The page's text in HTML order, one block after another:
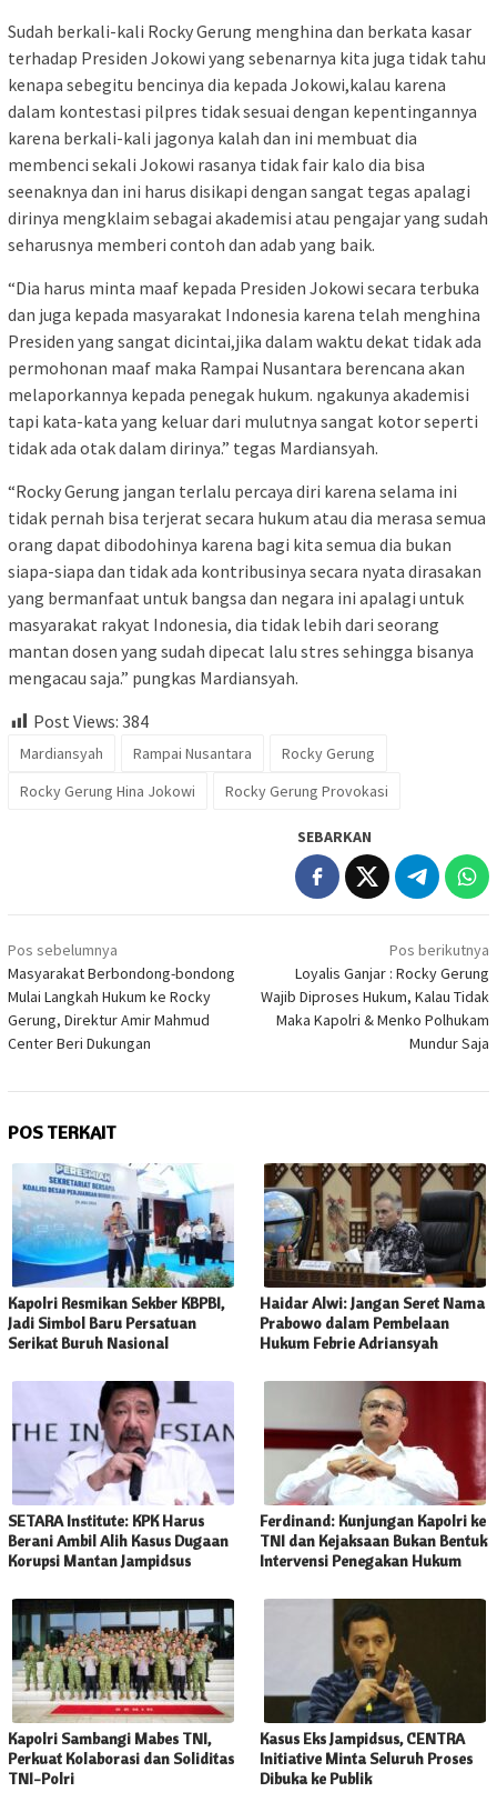
Sudah berkali-kali Rocky Gerung menghina dan berkata kasar
terhadap Presiden Jokowi yang sebenarnya kita juga tidak tahu
kenapa sebegitu bencinya dia kepada Jokowi,kalau karena
dalam kontestasi pilpres tidak sesuai dengan kepentingannya
karena berkali-kali jagonya kalah dan ini membuat dia
membenci sekali Jokowi rasanya tidak fair kalo dia bisa
seenaknya dan ini harus disikapi dengan sangat tegas apalagi
dirinya mengklaim sebagai akademisi atau pengajar yang sudah
seharusnya memberi contoh dan adab yang baik.
“Dia harus minta maaf kepada Presiden Jokowi secara terbuka
dan juga kepada masyarakat Indonesia karena telah menghina
Presiden yang sangat dicintai,jika dalam waktu dekat tidak ada
permohonan maaf maka Rampai Nusantara berencana akan
melaporkannya kepada penegak hukum. ngakunya akademisi
tapi kata-kata yang keluar dari mulutnya sangat kotor seperti
tidak ada otak dalam dirinya.” tegas Mardiansyah.
“Rocky Gerung jangan terlalu percaya diri karena selama ini
tidak pernah bisa terjerat secara hukum atau dia merasa semua
orang dapat dibodohinya karena bagi kita semua dia bukan
siapa-siapa dan tidak ada kontribusinya secara nyata dirasakan
yang bermanfaat untuk bangsa dan negara ini apalagi untuk
masyarakat rakyat Indonesia, dia tidak lebih dari seorang
mantan dosen yang sudah dipecat lalu stres sehingga bisanya
mengacau saja.” pungkas Mardiansyah.
Post Views: 384
Mardiansyah Rampai Nusantara
Rocky Gerung
Rocky Gerung Hina Jokowi
Rocky Gerung Provokasi
SEBARKAN
Navigasi
pos
Pos sebelumnya
Masyarakat Berbondong-bondong
Mulai Langkah Hukum ke Rocky
Gerung, Direktur Amir Mahmud
Center Beri Dukungan
Pos berikutnya
Loyalis Ganjar : Rocky Gerung
Wajib Diproses Hukum, Kalau Tidak
Maka Kapolri & Menko Polhukam
Mundur Saja
POS TERKAIT
Kapolri Resmikan Sekber KBPBI,
Jadi Simbol Baru Persatuan
Serikat Buruh Nasional
Haidar Alwi: Jangan Seret Nama
Prabowo dalam Pembelaan
Hukum Febrie Adriansyah
SETARA Institute: KPK Harus
Berani Ambil Alih Kasus Dugaan
Korupsi Mantan Jampidsus
Ferdinand: Kunjungan Kapolri ke
TNI dan Kejaksaan Bukan Bentuk
Intervensi Penegakan Hukum
Kapolri Sambangi Mabes TNI,
Perkuat Kolaborasi dan Soliditas
TNI-Polri
Kasus Eks Jampidsus, CENTRA
Initiative Minta Seluruh Proses
Dibuka ke Publik